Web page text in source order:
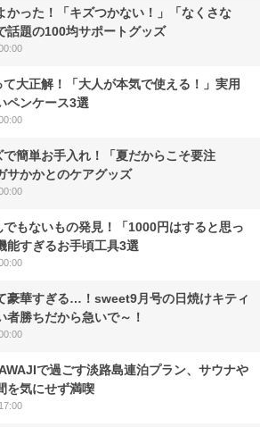
かった！「キズつかない！」「なくさな
話題の100均サポートグッズ
大正解！「大人が本気で使える！」実用
ペンケース3選
で簡単お手入れ！「夏だからこそ要注
サかかとのケアグッズ
でもないもの発見！「1000円はすると思っ
すぎるお手頃工具3選
豪華すぎる…！sweet9月号の日焼けキティ
者勝ちだから急いで～！
で過ごす淡路島連泊プラン、サウナや
を気にせず満喫